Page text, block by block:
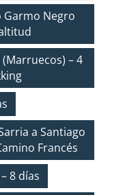
Garmo Negro
– 4
a Santiago
Francés
8 días